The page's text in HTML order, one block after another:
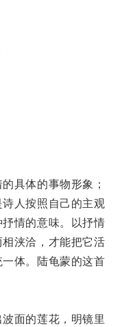
具体的事物形象；
人按照自己的主观
情的意味。以抒情
浃洽，才能把它活
体。陆龟蒙的这首
面的莲花，明镜里